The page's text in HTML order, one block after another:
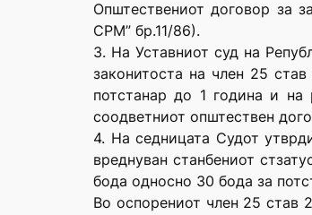
Општествениот договор за
СРМ” бр.11/86).
3. На Уставниот суд на
законитоста на член 25
потстанар до 1 година и на
соодветниот општествен
4. На седницата Судот
вреднуван станбениот
бода односно 30 бода за
Во оспорениот член 25 став